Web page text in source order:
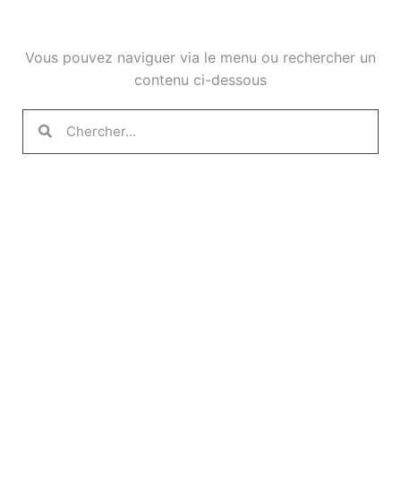
Vous pouvez naviguer via le menu ou rechercher un
contenu ci-dessous